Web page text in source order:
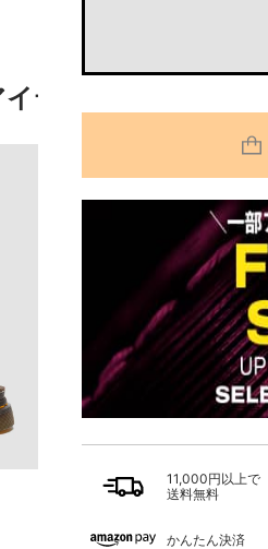
11,000円以上で
送料無料
かんたん決済
テム
ADRIAN MULE ミュール